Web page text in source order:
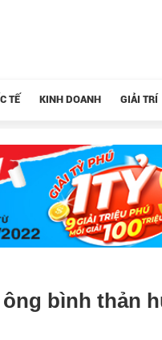
TẾ KINH DOANH GIẢI TRÍ
bình thản